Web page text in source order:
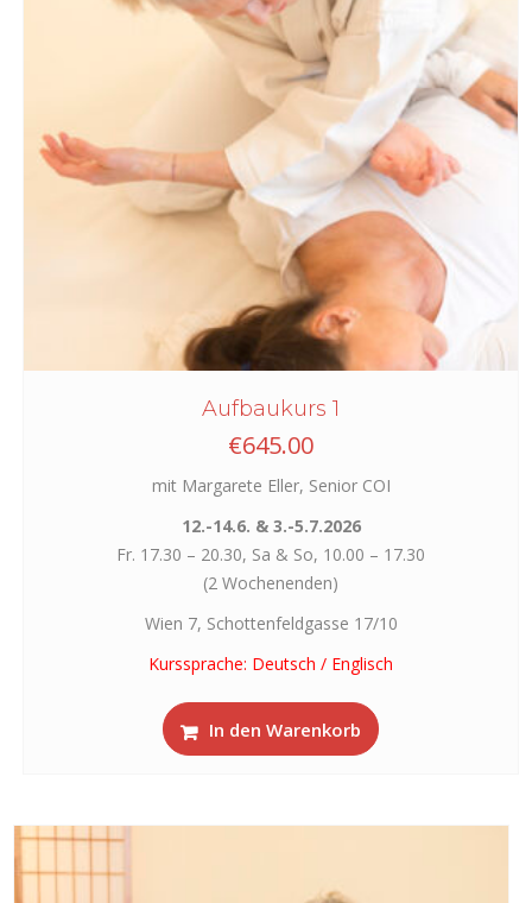
Aufbaukurs 1
€645.00
mit Margarete Eller, Senior COI
12.-14.6. & 3.-5.7.2026
Fr. 17.30 – 20.30, Sa & So, 10.00 – 17.30
(2 Wochenenden)
Wien 7, Schottenfeldgasse 17/10
Kurssprache: Deutsch / Englisch
In den Warenkorb